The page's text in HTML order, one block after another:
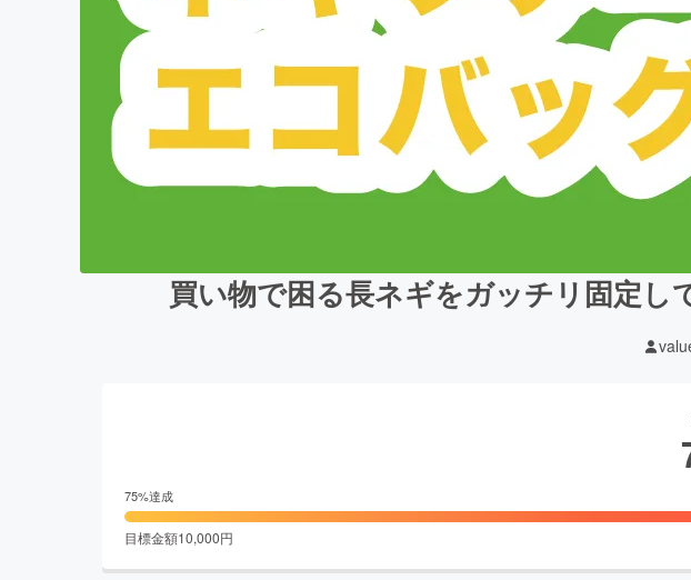
買い物で困る長ネギをガッチリ固定し
75%達成
目標金額10,000円